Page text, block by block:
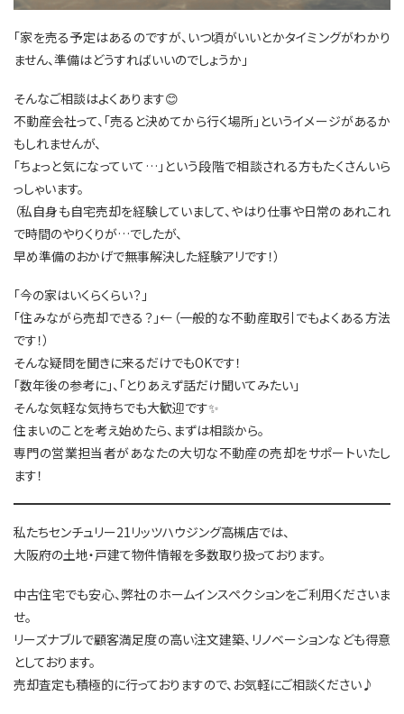
「家を売る予定はあるのですが、いつ頃がいいとかタイミングがわかり
ません、準備はどうすればいいのでしょうか」
そんなご相談はよくあります😊
不動産会社って、「売ると決めてから行く場所」というイメージがあるか
もしれませんが、
「ちょっと気になっていて…」という段階で相談される方もたくさんいら
っしゃいます。
（私自身も自宅売却を経験していまして、やはり仕事や日常のあれこれ
で時間のやりくりが…でしたが、
早め準備のおかげで無事解決した経験アリです！）
「今の家はいくらくらい？」
「住みながら売却できる？」←（一般的な不動産取引でもよくある方法
です！）
そんな疑問を聞きに来るだけでもOKです！
「数年後の参考に」、「とりあえず話だけ聞いてみたい」
そんな気軽な気持ちでも大歓迎です✨
住まいのことを考え始めたら、まずは相談から。
専門の営業担当者があなたの大切な不動産の売却をサポートいたし
ます！
私たちセンチュリー21リッツハウジング高槻店では、
大阪府の土地・戸建て物件情報を多数取り扱っております。
中古住宅でも安心、弊社のホームインスペクションをご利用くださいま
せ。
リーズナブルで顧客満足度の高い注文建築、リノベーションなども得意
としております。
売却査定も積極的に行っておりますので、お気軽にご相談ください♪